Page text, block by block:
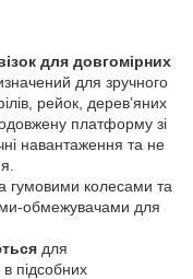
для довгомірних
для зручного
рейок, дерев’яних
платформу зі
навантаження та не
гумовими колесами та
обмежувачами для
для
підсобних